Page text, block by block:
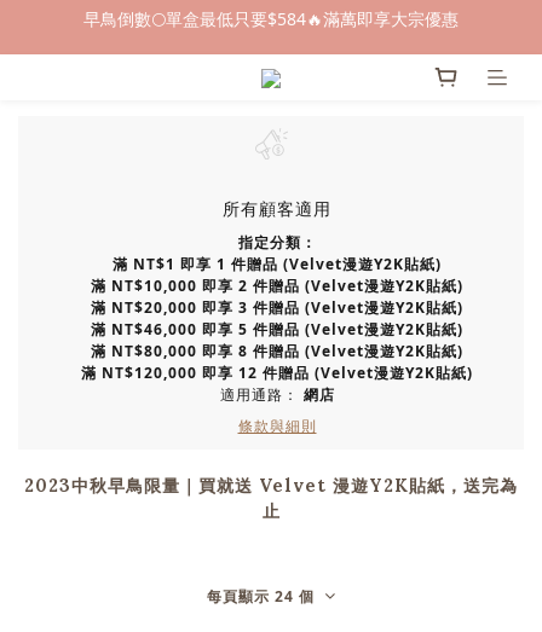
早鳥倒數🌕單盒最低只要$584🔥滿萬即享大宗優惠
早鳥倒數🌕單盒最低只要$584🔥滿萬即享大宗優惠
即日起～8/31 下訂喜餅送「拍拍印電子喜帖」💖
所有顧客適用
指定分類：
滿 NT$1 即享 1 件贈品 (Velvet漫遊Y2K貼紙)
滿 NT$10,000 即享 2 件贈品 (Velvet漫遊Y2K貼紙)
滿 NT$20,000 即享 3 件贈品 (Velvet漫遊Y2K貼紙)
滿 NT$46,000 即享 5 件贈品 (Velvet漫遊Y2K貼紙)
滿 NT$80,000 即享 8 件贈品 (Velvet漫遊Y2K貼紙)
滿 NT$120,000 即享 12 件贈品 (Velvet漫遊Y2K貼紙)
適用通路： 網店
條款與細則
2023中秋早鳥限量｜買就送 Velvet 漫遊Y2K貼紙，送完為
止
每頁顯示 24 個